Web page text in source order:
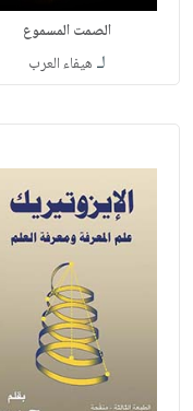
الصمت المسموع
لـ هيفاء العرب